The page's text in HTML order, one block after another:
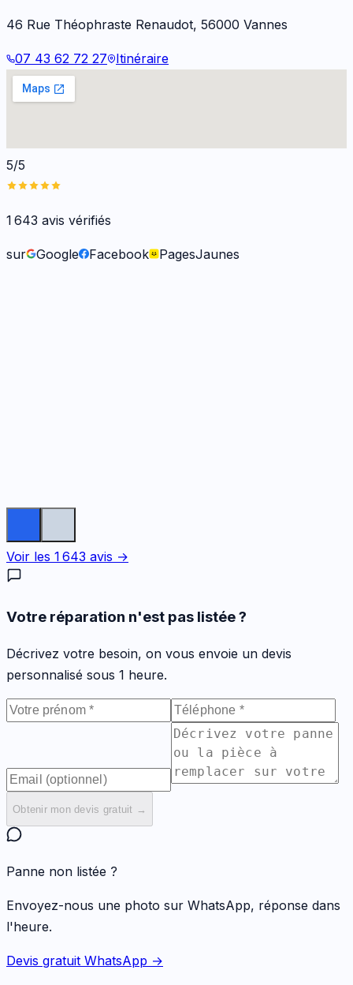
46 Rue Théophraste Renaudot, 56000 Vannes
07 43 62 72 27 Itinéraire
5/5
1 643 avis vérifiés
sur Google Facebook PagesJaunes
Voir les 1 643 avis →
Votre réparation n'est pas listée ?
Décrivez votre besoin, on vous envoie un devis
personnalisé sous 1 heure.
Obtenir mon devis gratuit →
Panne non listée ?
Envoyez-nous une photo sur WhatsApp, réponse dans
l'heure.
Devis gratuit WhatsApp →